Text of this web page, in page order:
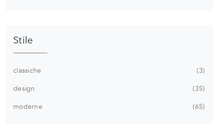
Stile
classiche
3
design
35
moderne
65